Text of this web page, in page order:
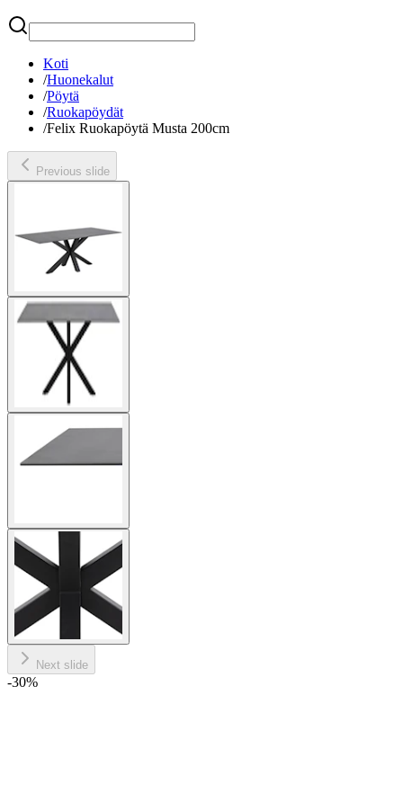
Etsi
Koti
/Huonekalut
/Pöytä
/Ruokapöydät
/Felix Ruokapöytä Musta 200cm
Previous slide
Next slide
-30%